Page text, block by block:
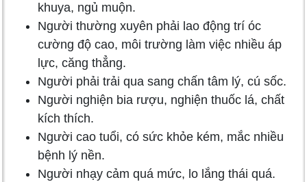
khuya, ngủ muộn.
Người thường xuyên phải lao động trí óc
cường độ cao, môi trường làm việc nhiều áp
lực, căng thẳng.
Người phải trải qua sang chấn tâm lý, cú sốc.
Người nghiện bia rượu, nghiện thuốc lá, chất
kích thích.
Người cao tuổi, có sức khỏe kém, mắc nhiều
bệnh lý nền.
Người nhạy cảm quá mức, lo lắng thái quá.